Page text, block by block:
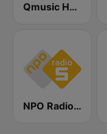
Qmusic Het Foute Uur
NPO Radio 5